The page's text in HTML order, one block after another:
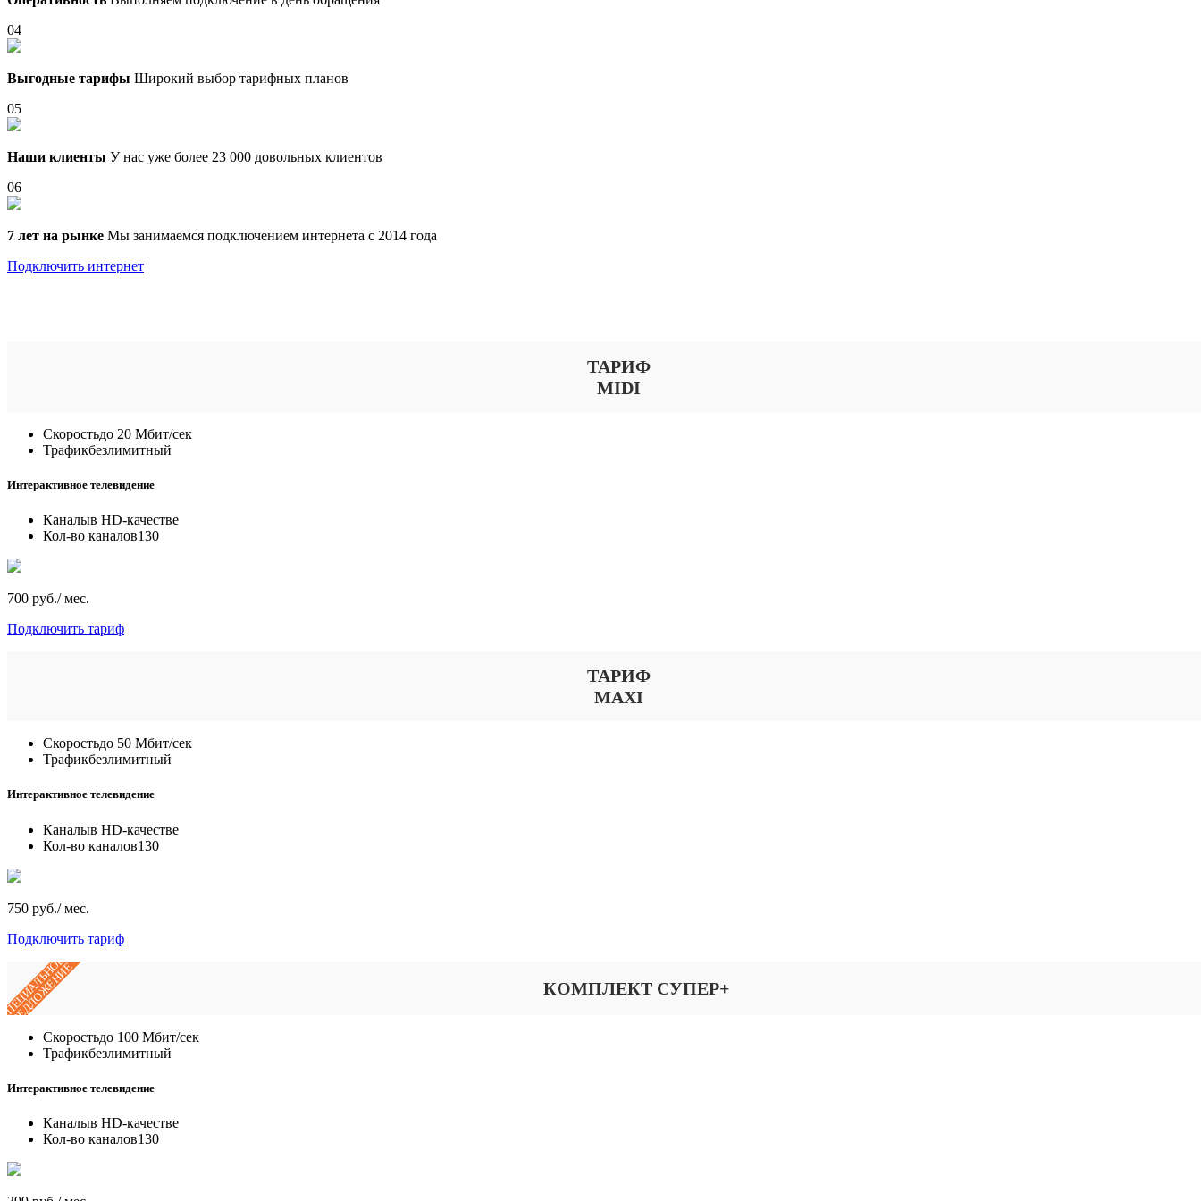
04
Выгодные тарифы Широкий выбор тарифных планов
05
Наши клиенты У нас уже более 23 000 довольных клиентов
06
7 лет на рынке Мы занимаемся подключением интернета с 2014 года
Подключить интернет
ТАРИФ
MIDI
Скоростьдо 20 Мбит/сек
Трафикбезлимитный
Интерактивное телевидение
Каналыв HD-качестве
Кол-во каналов130
700 руб./ мес.
Подключить тариф
ТАРИФ
MAXI
Скоростьдо 50 Мбит/сек
Трафикбезлимитный
Интерактивное телевидение
Каналыв HD-качестве
Кол-во каналов130
750 руб./ мес.
Подключить тариф
ПРЕДЛОЖЕНИЕ КОМПЛЕКТ СУПЕР+
Скоростьдо 100 Мбит/сек
Трафикбезлимитный
Интерактивное телевидение
Каналыв HD-качестве
Кол-во каналов130